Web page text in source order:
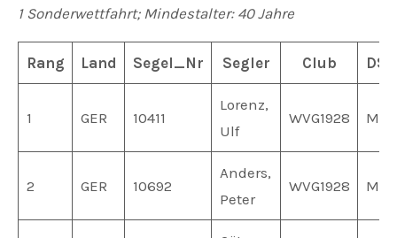
1 Sonderwettfahrt; Mindestalter: 40 Jahre
Rang Land Segel_Nr Segler Club
1 GER 10411
Lorenz,
Ulf
WVG1928
2 GER 10692
Anders,
Peter
WVG1928